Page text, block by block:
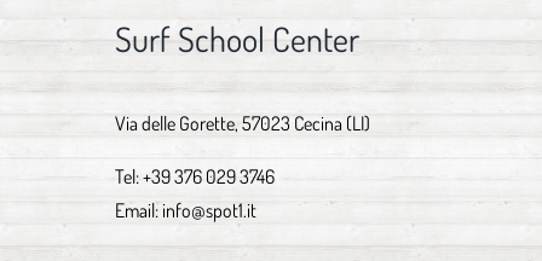
Surf School Center
Via delle Gorette, 57023 Cecina (LI)
Tel:+39 376 029 3746
Email: info@spot1.it